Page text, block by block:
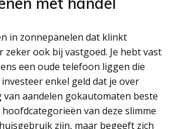
in zonnepanelen dat klinkt
zeker ook bij vastgoed. Je hebt vast
een oude telefoon liggen die
enkel geld dat je over
aandelen gokautomaten beste
van deze slimme
zijn, maar begeeft zich